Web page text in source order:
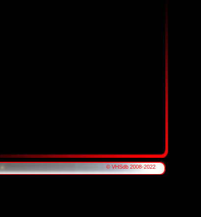
© VHSdb 2008-2022